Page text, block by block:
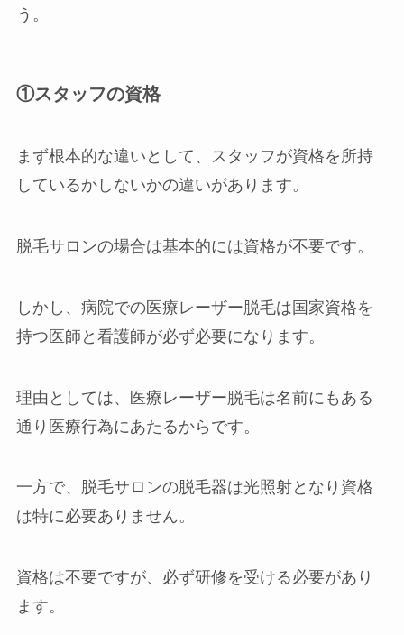
う。
①スタッフの資格
まず根本的な違いとして、スタッフが資格を所持
しているかしないかの違いがあります。
脱毛サロンの場合は基本的には資格が不要です。
しかし、病院での医療レーザー脱毛は国家資格を
持つ医師と看護師が必ず必要になります。
理由としては、医療レーザー脱毛は名前にもある
通り医療行為にあたるからです。
一方で、脱毛サロンの脱毛器は光照射となり資格
は特に必要ありません。
資格は不要ですが、必ず研修を受ける必要があり
ます。